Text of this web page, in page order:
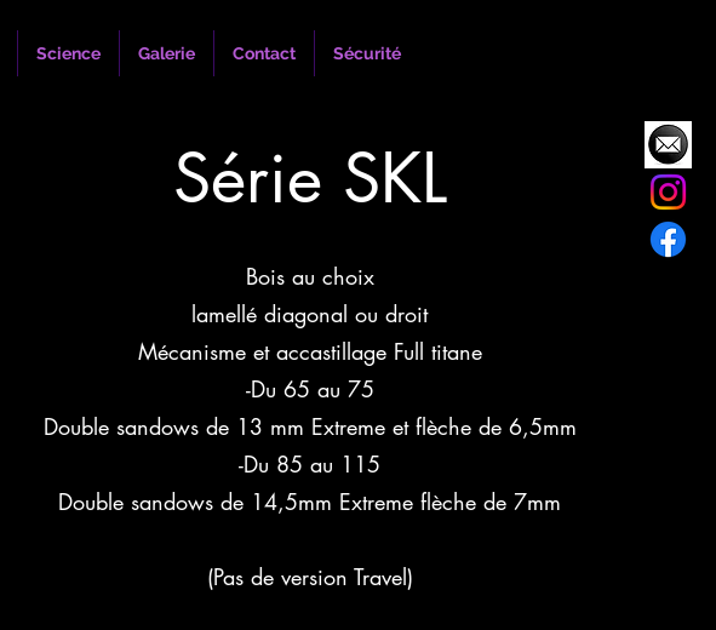
Science Galerie Contact Sécurité
Série SKL
Bois au choix
lamellé diagonal ou droit
Mécanisme et accastillage Full titane
-Du 65 au 75
Double sandows de 13 mm Extreme et flèche de 6,5mm
-Du 85 au 115
Double sandows de 14,5mm Extreme flèche de 7mm
(Pas de version Travel)